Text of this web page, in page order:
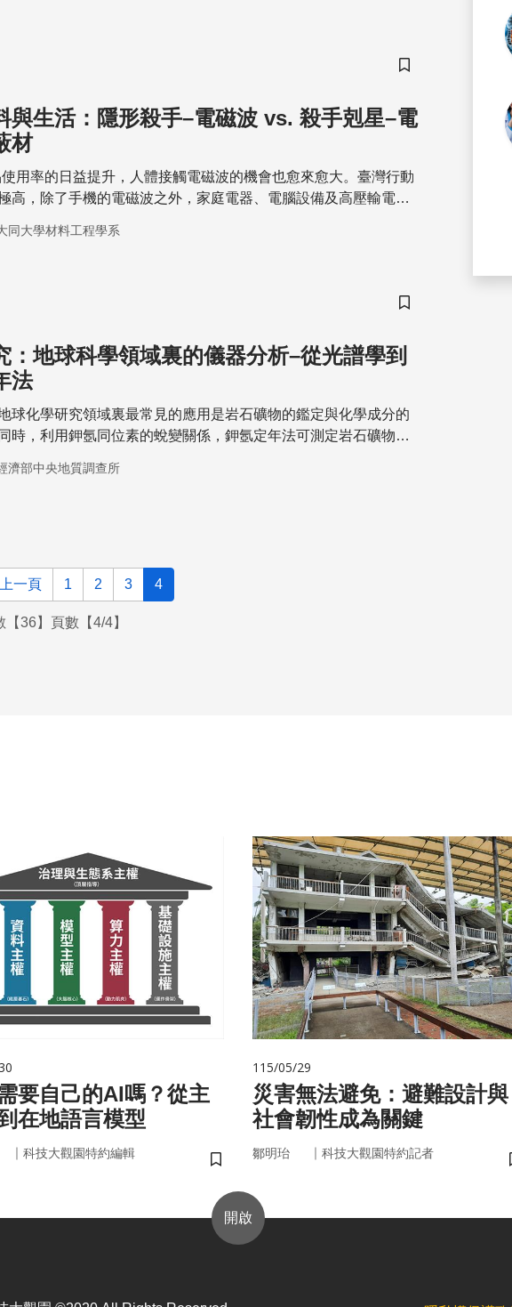
儲存書籤
活：隱形殺手–電磁波 vs. 殺手剋星–電
材
用率的日益提升，人體接觸電磁波的機會也愈來愈大。臺灣行動
高，除了手機的電磁波之外，家庭電器、電腦設備及高壓輸電線
同大學材料工程學系
儲存書籤
：地球科學領域裏的儀器分析–從光譜學到
法
球化學研究領域裏最常見的應用是岩石礦物的鑑定與化學成分的
時，利用鉀氬同位素的蛻變關係，鉀氬定年法可測定岩石礦物形
濟部中央地質調查所
一頁 1 2 3 4
【36】頁數【4/4】
要自己的AI嗎？從主
在地語言模型
｜ 科技大觀園特約編輯
儲存書籤
115/05/29
災害無法避免：避難設計與
社會韌性成為關鍵
鄒明珆 ｜ 科技大觀園特約記者
開啟